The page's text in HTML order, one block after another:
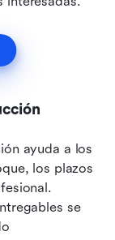
ayuda a los
los plazos
se